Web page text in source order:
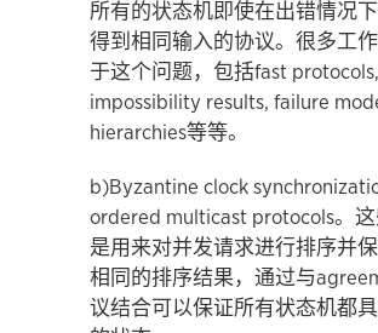
所有的状态机即使在出错情况
得到相同输入的协议。很多工
于这个问题，包括fast protocols,
impossibility results, failure
hierarchies等等。
b)Byzantine clock
ordered multicast protocols。
是用来对并发请求进行排序并保
相同的排序结果，通过与
议结合可以保证所有状态机都